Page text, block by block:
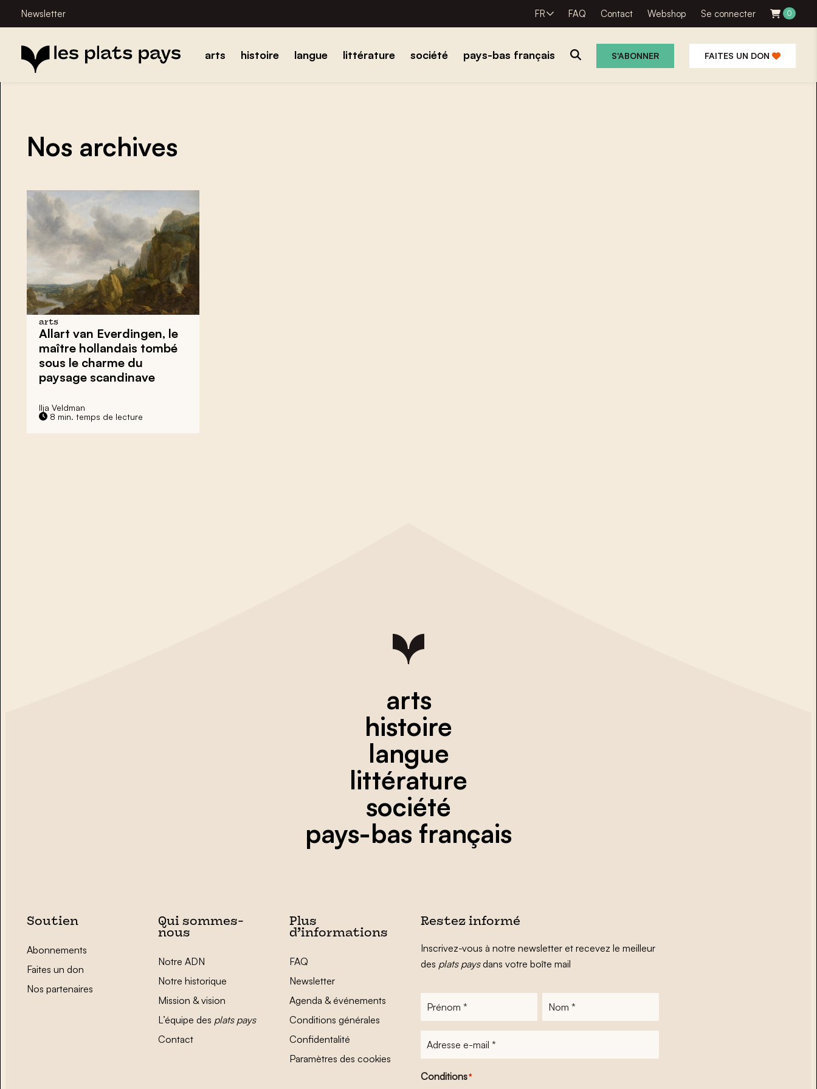
Newsletter FR FAQ Contact Webshop Se connecter 0
arts histoire langue littérature société pays-bas français S'ABONNER FAITES UN DON
Nos archives
arts
Allart van Everdingen, le
maître hollandais tombé
sous le charme du
paysage scandinave
Ilja Veldman
8 min. temps de lecture
arts
histoire
langue
littérature
société
pays-bas français
Soutien
Abonnements
Faites un don
Nos partenaires
Qui sommes-
nous
Notre ADN
Notre historique
Mission & vision
L’équipe des plats pays
Contact
Plus
d’informations
FAQ
Newsletter
Agenda & événements
Conditions générales
Confidentalité
Paramètres des cookies
Restez informé
Inscrivez-vous à notre newsletter et recevez le meilleur
des plats paysdans votre boîte mail
mail
Conditions*